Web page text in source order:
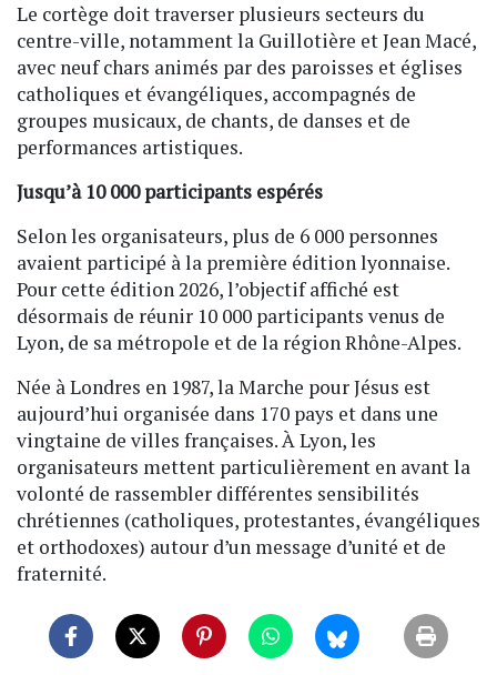
Le cortège doit traverser plusieurs secteurs du
centre-ville, notamment la Guillotière et Jean Macé,
avec neuf chars animés par des paroisses et églises
catholiques et évangéliques, accompagnés de
groupes musicaux, de chants, de danses et de
performances artistiques.
Jusqu’à 10 000 participants espérés
Selon les organisateurs, plus de 6 000 personnes
avaient participé à la première édition lyonnaise.
Pour cette édition 2026, l’objectif affiché est
désormais de réunir 10 000 participants venus de
Lyon, de sa métropole et de la région Rhône-Alpes.
Née à Londres en 1987, la Marche pour Jésus est
aujourd’hui organisée dans 170 pays et dans une
vingtaine de villes françaises. À Lyon, les
organisateurs mettent particulièrement en avant la
volonté de rassembler différentes sensibilités
chrétiennes (catholiques, protestantes, évangéliques
et orthodoxes) autour d’un message d’unité et de
fraternité.